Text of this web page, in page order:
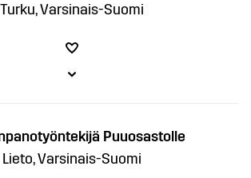
Turku, Varsinais-Suomi
Puuosastolle
Lieto, Varsinais-Suomi